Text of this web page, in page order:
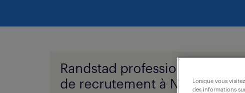
Randstad professional - agence
de recrutement à Nice.Lorsque vous
des informations